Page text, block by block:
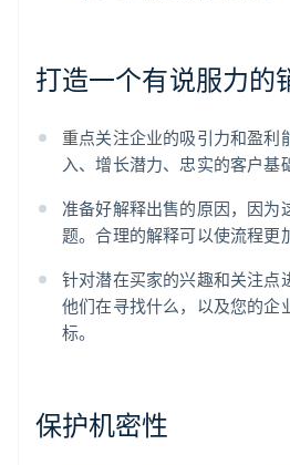
打造一个有说服力的
重点关注企业的吸引力和盈利
入、增长潜力、忠实的客户基
准备好解释出售的原因，因为
题。合理的解释可以使流程更
针对潜在买家的兴趣和关注点
他们在寻找什么，以及您的企
标。
保护机密性